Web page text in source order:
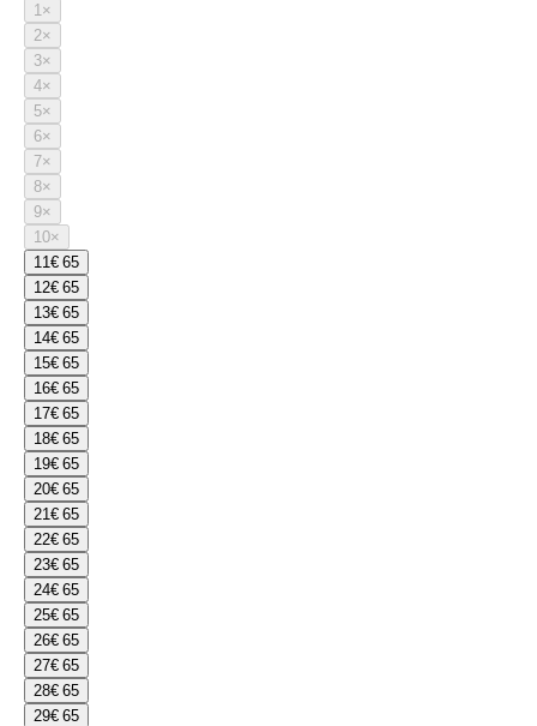
1×
2×
3×
4×
5×
6×
7×
8×
9×
10×
11€ 65
12€ 65
13€ 65
14€ 65
15€ 65
16€ 65
17€ 65
18€ 65
19€ 65
20€ 65
21€ 65
22€ 65
23€ 65
24€ 65
25€ 65
26€ 65
27€ 65
28€ 65
29€ 65